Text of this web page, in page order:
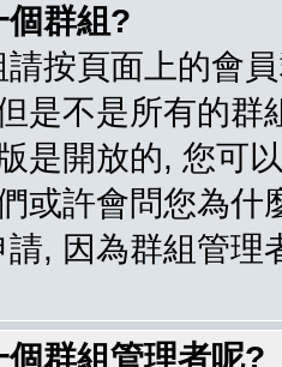
個群組?
按頁面上的會
是不是所有的
是開放的, 您可
或許會問您為
, 因為群組管理
群組管理者呢?